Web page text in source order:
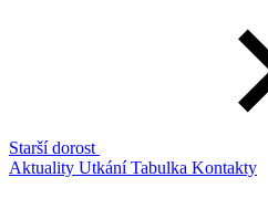
Starší dorost
Aktuality UtkáníTabulka Kontakty